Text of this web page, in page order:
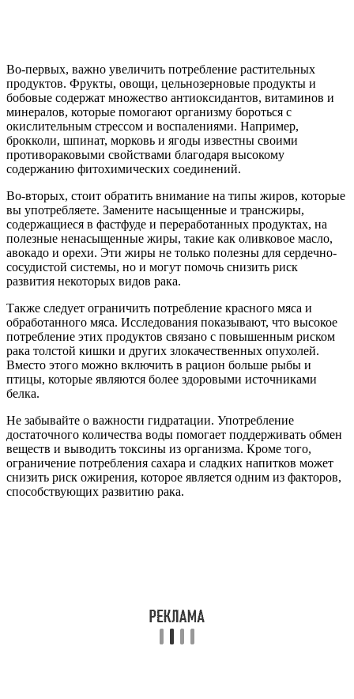
Во-первых, важно увеличить потребление растительных
продуктов. Фрукты, овощи, цельнозерновые продукты и
бобовые содержат множество антиоксидантов, витаминов и
минералов, которые помогают организму бороться с
окислительным стрессом и воспалениями. Например,
брокколи, шпинат, морковь и ягоды известны своими
противораковыми свойствами благодаря высокому
содержанию фитохимических соединений.
Во-вторых, стоит обратить внимание на типы жиров, которые
вы употребляете. Замените насыщенные и трансжиры,
содержащиеся в фастфуде и переработанных продуктах, на
полезные ненасыщенные жиры, такие как оливковое масло,
авокадо и орехи. Эти жиры не только полезны для сердечно-
сосудистой системы, но и могут помочь снизить риск
развития некоторых видов рака.
Также следует ограничить потребление красного мяса и
обработанного мяса. Исследования показывают, что высокое
потребление этих продуктов связано с повышенным риском
рака толстой кишки и других злокачественных опухолей.
Вместо этого можно включить в рацион больше рыбы и
птицы, которые являются более здоровыми источниками
белка.
Не забывайте о важности гидратации. Употребление
достаточного количества воды помогает поддерживать обмен
веществ и выводить токсины из организма. Кроме того,
ограничение потребления сахара и сладких напитков может
снизить риск ожирения, которое является одним из факторов,
способствующих развитию рака.